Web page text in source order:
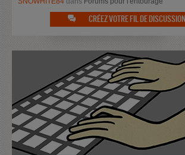
 CRÉEZ VOTRE FIL DE DISCUSSION